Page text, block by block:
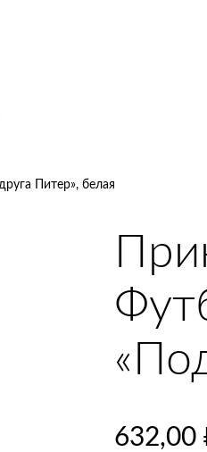
Питер», белая
632,00